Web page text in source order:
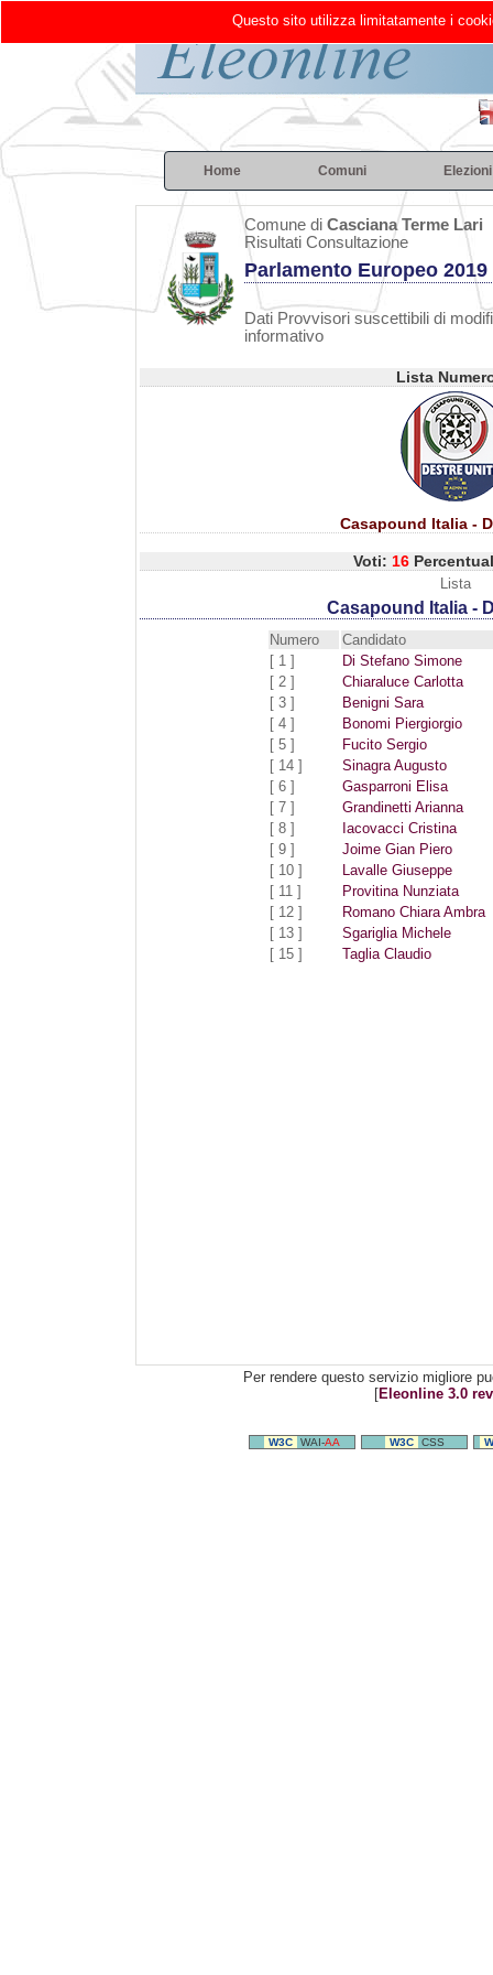
Home Comuni Elezioni
Comune di Casciana Terme Lari
Risultati Consultazione
Parlamento Europeo 2019
Dati Provvisori suscettibili di
informativo
Lista
Casapound Italia -
Voti: 16
Lista
Casapound Italia -
Numero
Candidato
[ 1 ]
Di Stefano Simone
[ 2 ]
Chiaraluce Carlotta
[ 3 ]
Benigni Sara
[ 4 ]
Bonomi Piergiorgio
[ 5 ]
Fucito Sergio
[ 14 ]
Sinagra Augusto
[ 6 ]
Gasparroni Elisa
[ 7 ]
Grandinetti Arianna
[ 8 ]
Iacovacci Cristina
[ 9 ]
Joime Gian Piero
[ 10 ]
Lavalle Giuseppe
[ 11 ]
Provitina Nunziata
[ 12 ]
Romano Chiara Ambra
[ 13 ]
Sgariglia Michele
[ 15 ]
Taglia Claudio
Questo sito utilizza limitatamente i
Per rendere questo servizio migliore
[Eleonline 3.0
W3C WAI-AA W3C CSS